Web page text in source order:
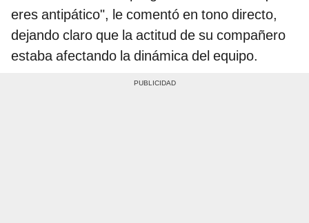
eres antipático", le comentó en tono directo,
dejando claro que la actitud de su compañero
estaba afectando la dinámica del equipo.